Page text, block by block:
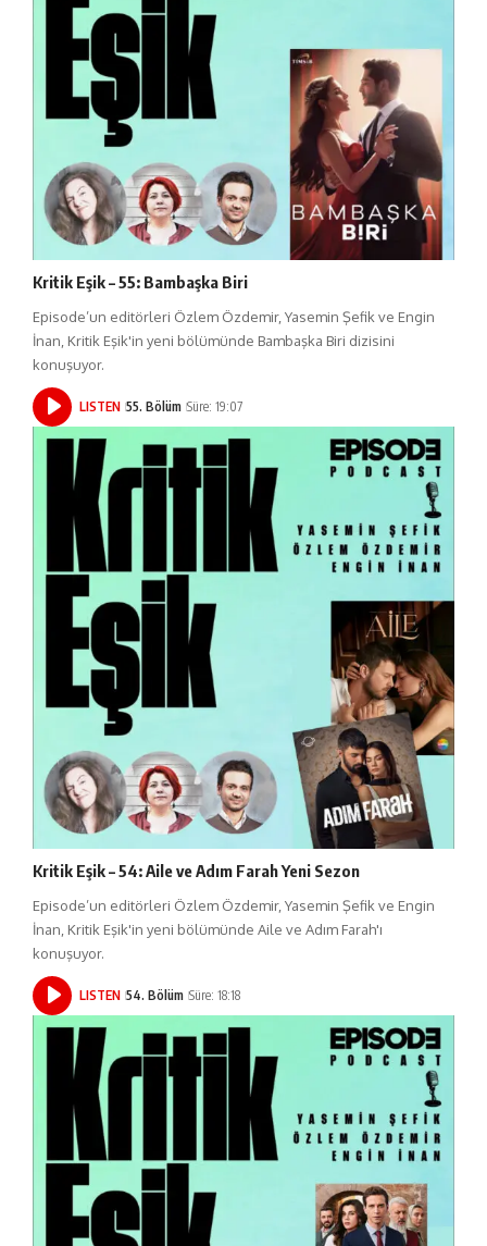
Kritik Eşik – 55: Bambaşka Biri
Episode’un editörleri Özlem Özdemir, Yasemin Şefik ve Engin
İnan, Kritik Eşik'in yeni bölümünde Bambaşka Biri dizisini
konuşuyor.
LISTEN 55. Bölüm Süre: 19:07
Kritik Eşik – 54: Aile ve Adım Farah Yeni Sezon
Episode’un editörleri Özlem Özdemir, Yasemin Şefik ve Engin
İnan, Kritik Eşik'in yeni bölümünde Aile ve Adım Farah'ı
konuşuyor.
LISTEN 54. Bölüm Süre: 18:18